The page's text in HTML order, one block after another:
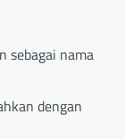
sebagai nama
dengan